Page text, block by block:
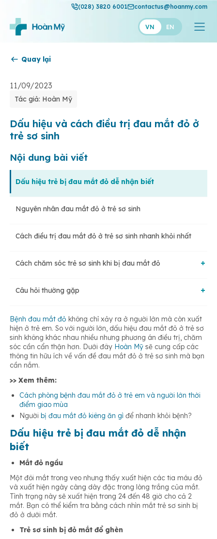
(028) 3820 6001 contactus@hoanmy.com
VN EN
Thuận Mỹ
Quay lại
11/09/2023
Tác giả: Hoàn Mỹ
Dấu hiệu và cách điều trị đau mắt đỏ ở
trẻ sơ sinh
Nội dung bài viết
Dấu hiệu trẻ bị đau mắt đỏ dễ nhận biết
Nguyên nhân đau mắt đỏ ở trẻ sơ sinh
Cách điều trị đau mắt đỏ ở trẻ sơ sinh nhanh khỏi nhất
Cách chăm sóc trẻ sơ sinh khi bị đau mắt đỏ
Vệ sinh mắt cho trẻ hàng ngày
Tăng cường sức đề kháng cho bé
Phòng dịch đau mắt đỏ
Câu hỏi thường gặp
Đau mắt đỏ ở trẻ sơ sinh có sốt không?
Đau mắt đỏ một bên nhưng không đau là bị gì?
Bệnh đau mắt đỏ không chỉ xảy ra ở người lớn mà còn xuất
hiện ở trẻ em. So với người lớn, dấu hiệu đau mắt đỏ ở trẻ sơ
sinh không khác nhau nhiều nhưng phương án điều trị, chăm
sóc cần cẩn thận hơn. Dưới đây Hoàn Mỹ sẽ cung cấp các
thông tin hữu ích về vấn đề đau mắt đỏ ở trẻ sơ sinh mà bạn
cần nắm.
>> Xem thêm:
Cách phòng bệnh đau mắt đỏ ở trẻ em và người lớn thời
điểm giao mùa
Người bị đau mắt đỏ kiêng ăn gì để nhanh khỏi bệnh?
Dấu hiệu trẻ bị đau mắt đỏ dễ nhận
biết
Mắt đỏ ngầu
Một đôi mắt trong veo nhưng thấy xuất hiện các tia máu đỏ
và xuất hiện ngày càng dày đặc trong lòng trắng của mắt.
Tình trạng này sẽ xuất hiện trong 24 đến 48 giờ cho cả 2
mắt. Bạn có thể kiểm tra bằng cách nhìn mắt trẻ sơ sinh bị
đỏ ở dưới mắt.
Trẻ sơ sinh bị đỏ mắt đổ ghèn